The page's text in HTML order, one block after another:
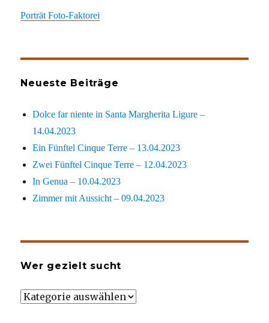
Porträt Foto-Faktorei
Neueste Beiträge
Dolce far niente in Santa Margherita Ligure –
14.04.2023
Ein Fünftel Cinque Terre – 13.04.2023
Zwei Fünftel Cinque Terre – 12.04.2023
In Genua – 10.04.2023
Zimmer mit Aussicht – 09.04.2023
Wer gezielt sucht
Wer